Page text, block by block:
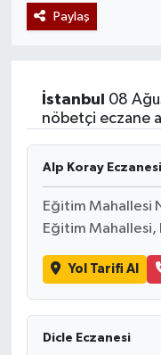
Paylaş
İstanbul
08
nöbetçi eczane
Alp Koray Eczanesi
Eğitim Mahallesi
Eğitim
Yol Tarifi Al
Dicle Eczanesi
Kültür - Sanat
Haber Arşivi